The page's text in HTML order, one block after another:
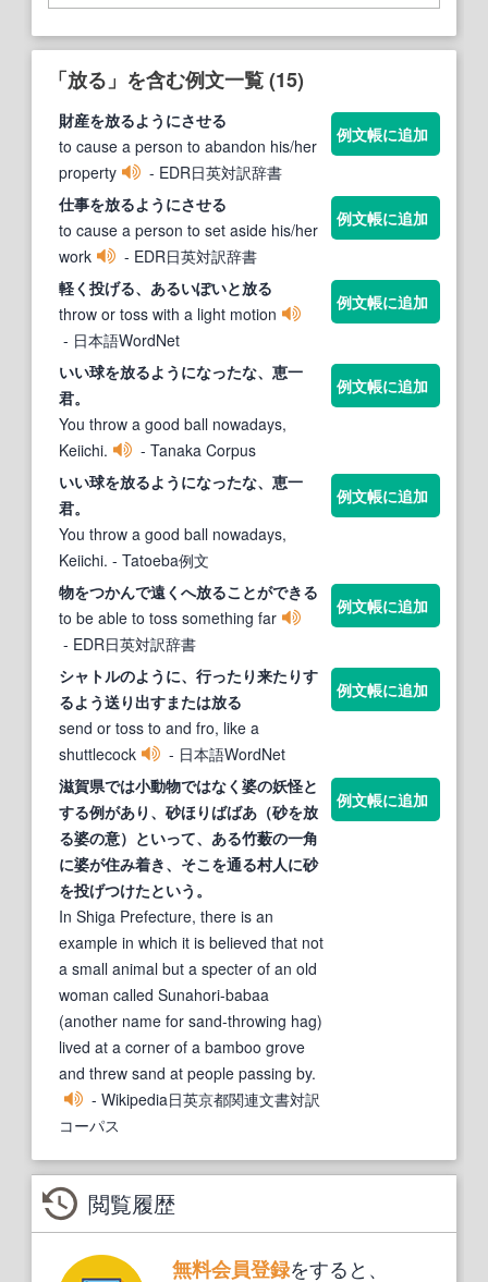
「放る」を含む例文一覧 (15)
財産を放るようにさせる
to cause a person to abandon his/her
property
- EDR日英対訳辞書
例文帳に追加
仕事を放るようにさせる
to cause a person to set aside his/her
work
- EDR日英対訳辞書
例文帳に追加
軽く投げる、あるいぽいと放る
throw or toss with a light motion
- 日本語WordNet
例文帳に追加
いい球を放るようになったな、恵一
君。
You throw a good ball nowadays,
Keiichi.
- Tanaka Corpus
例文帳に追加
いい球を放るようになったな、恵一
君。
You throw a good ball nowadays,
Keiichi. - Tatoeba例文
例文帳に追加
物をつかんで遠くへ放ることができる
to be able to toss something far
- EDR日英対訳辞書
例文帳に追加
シャトルのように、行ったり来たりす
るよう送り出すまたは放る
send or toss to and fro, like a
shuttlecock
- 日本語WordNet
例文帳に追加
滋賀県では小動物ではなく婆の妖怪と
する例があり、砂ほりばばあ（砂を放
る婆の意）といって、ある竹薮の一角
に婆が住み着き、そこを通る村人に砂
を投げつけたという。
In Shiga Prefecture, there is an
example in which it is believed that not
a small animal but a specter of an old
woman called Sunahori-babaa
(another name for sand-throwing hag)
lived at a corner of a bamboo grove
and threw sand at people passing by.
- Wikipedia日英京都関連文書対訳
コーパス
例文帳に追加
閲覧履歴
無料会員登録をすると、